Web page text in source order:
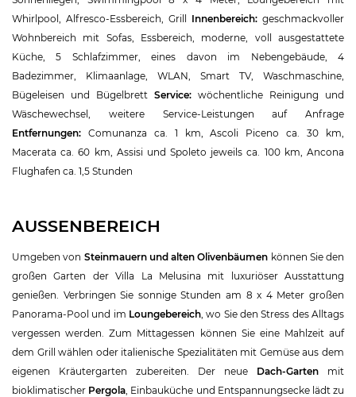
Whirlpool, Alfresco-Essbereich, Grill Innenbereich: geschmackvoller
Wohnbereich mit Sofas, Essbereich, moderne, voll ausgestattete
Küche, 5 Schlafzimmer, eines davon im Nebengebäude, 4
Badezimmer, Klimaanlage, WLAN, Smart TV, Waschmaschine,
Bügeleisen und Bügelbrett Service: wöchentliche Reinigung und
Wäschewechsel, weitere Service-Leistungen auf Anfrage
Entfernungen: Comunanza ca. 1 km, Ascoli Piceno ca. 30 km,
Macerata ca. 60 km, Assisi und Spoleto jeweils ca. 100 km, Ancona
Flughafen ca. 1,5 Stunden
AUSSENBEREICH
Umgeben von Steinmauern und alten Olivenbäumen können Sie den
großen Garten der Villa La Melusina mit luxuriöser Ausstattung
genießen. Verbringen Sie sonnige Stunden am 8 x 4 Meter großen
Panorama-Pool und im Loungebereich , wo Sie den Stress des Alltags
vergessen werden. Zum Mittagessen können Sie eine Mahlzeit auf
dem Grill wählen oder italienische Spezialitäten mit Gemüse aus dem
eigenen Kräutergarten zubereiten. Der neue Dach-Garten mit
bioklimatischer Pergola , Einbauküche und Entspannungsecke lädt zu